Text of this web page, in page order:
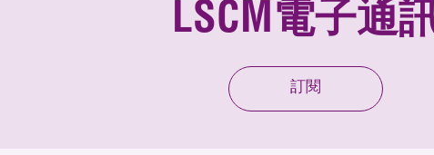
LSCM電子通
訂閱